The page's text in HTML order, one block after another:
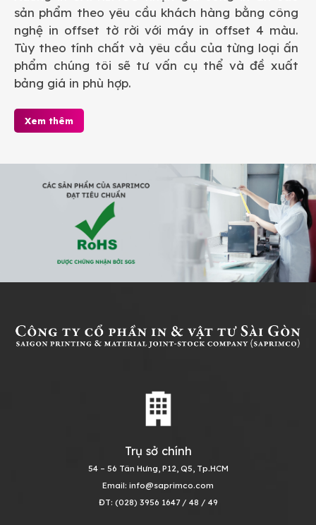
sản phẩm theo yêu cầu khách hàng bằng công
nghệ in offset tờ rời với máy in offset 4 màu.
Tùy theo tính chất và yêu cầu của từng loại ấn
phẩm chúng tôi sẽ tư vấn cụ thể và đề xuất
bảng giá in phù hợp.
Xem thêm
Trụ sở chính
54 – 56 Tân Hưng, P12, Q5, Tp.HCM
Email: info@saprimco.com
ĐT: (028) 3956 1647 / 48 / 49